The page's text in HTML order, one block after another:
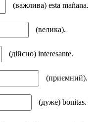
(важлива) esta mañana.
(велика).
(дійсно) interesante.
(приємний).
(дуже) bonitas.